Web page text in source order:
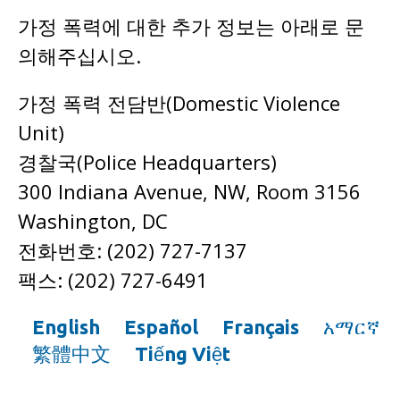
가정 폭력에 대한 추가 정보는 아래로 문
의해주십시오.
가정 폭력 전담반(Domestic Violence
Unit)
경찰국(Police Headquarters)
300 Indiana Avenue, NW, Room 3156
Washington, DC
전화번호: (202) 727-7137
팩스: (202) 727-6491
English Español Français
አማርኛ
繁體中文
Tiếng Việt